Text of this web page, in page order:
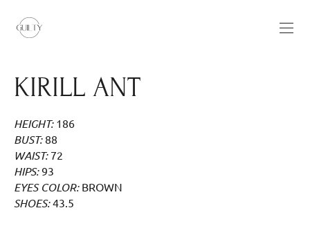
KIRILL ANT
HEIGHT:186
BUST:88
WAIST:72
HIPS:93
EYES COLOR:BROWN
SHOES:43.5